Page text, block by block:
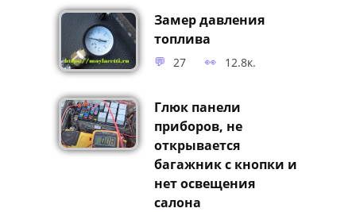
Замер давления
топлива
27 12.8к.
Глюк панели
приборов, не
открывается
багажник с кнопки и
нет освещения
салона